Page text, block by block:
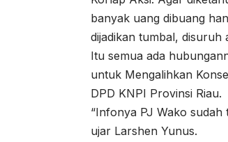
banyak uang dibuang
dijadikan tumbal, disuruh
Itu semua ada
untuk Mengalihkan
DPD KNPI Provinsi Riau.
“Infonya PJ Wako
ujar Larshen Yunus.